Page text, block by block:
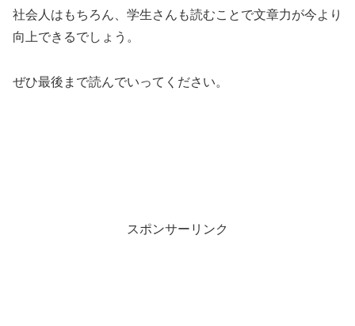
社会人はもちろん、学生さんも読むことで文章力が今より
向上できるでしょう。
ぜひ最後まで読んでいってください。
スポンサーリンク